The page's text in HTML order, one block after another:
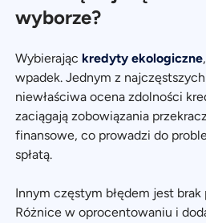
wyborze?
Wybierając kredyty ekologiczne
wpadek. Jednym z
niewłaściwa ocena zdolności
zaciągają zobowiązania
finansowe, co prowadzi do
spłatą.
Innym częstym błędem jest
Różnice w oprocentowaniu i